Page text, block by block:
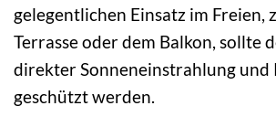
gelegentlichen Einsatz im Freien,
Terrasse oder dem Balkon, sollte
direkter Sonneneinstrahlung und
geschützt werden.